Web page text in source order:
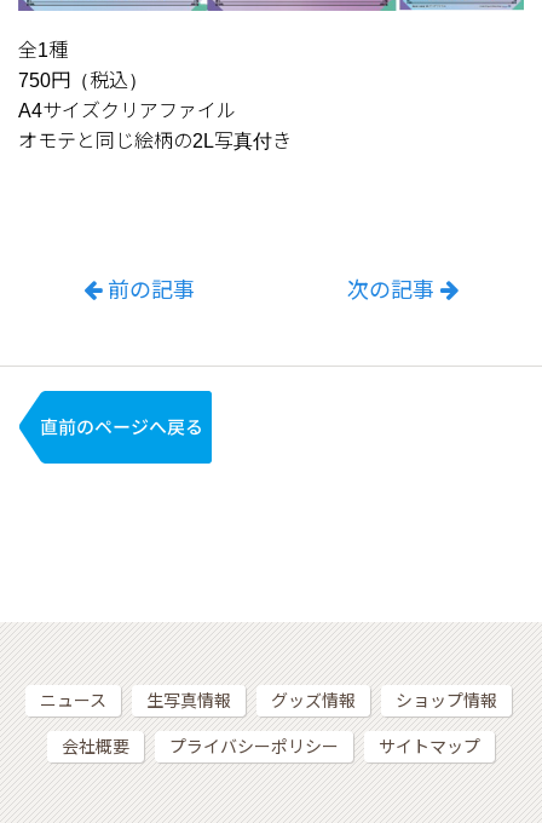
全1種
750円（税込）
A4サイズクリアファイル
オモテと同じ絵柄の2L写真付き
前の記事 次の記事
ニュース 生写真情報 グッズ情報 ショップ情報
会社概要 プライバシーポリシー サイトマップ